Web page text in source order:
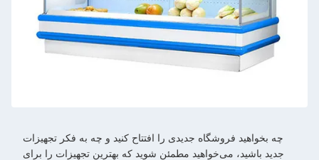
چه بخواهید فروشگاه جدیدی را افتتاح کنید و چه به فکر تجهیزات
جدید باشید، می‌خواهید مطمئن شوید که بهترین تجهیزات را برای